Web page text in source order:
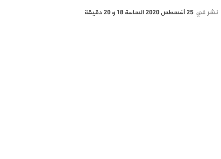
نشر في 25 أغسطس 2020 الساعة 18 و 20 دقيقة